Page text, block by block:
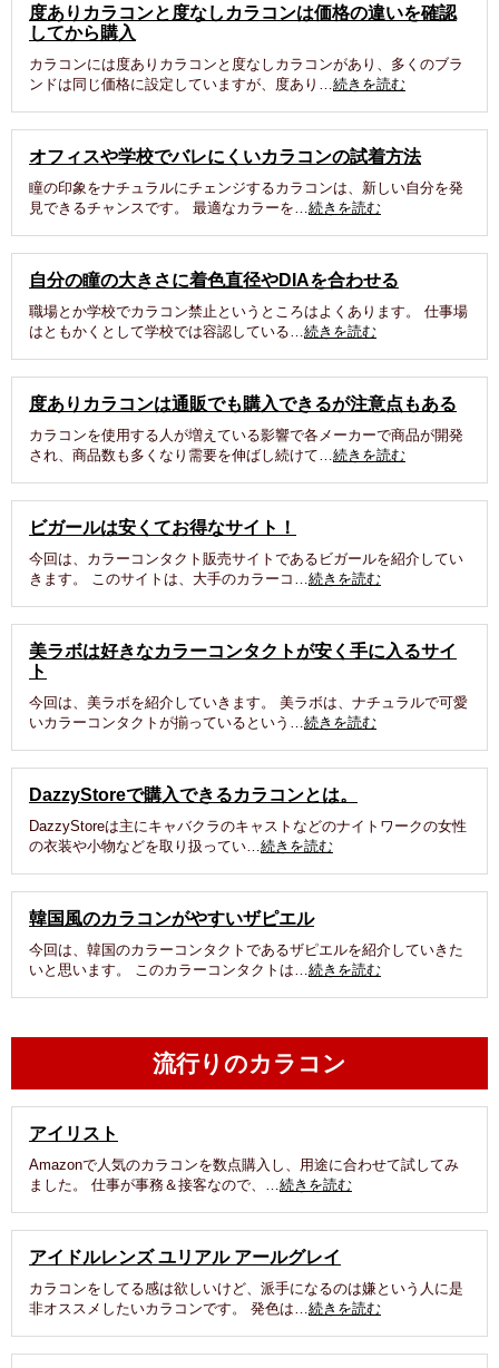
度ありカラコンと度なしカラコンは価格の違いを確認
してから購入
カラコンには度ありカラコンと度なしカラコンがあり、多くのブラ
ンドは同じ価格に設定していますが、度あり…続きを読む
オフィスや学校でバレにくいカラコンの試着方法
瞳の印象をナチュラルにチェンジするカラコンは、新しい自分を発
見できるチャンスです。 最適なカラーを…続きを読む
自分の瞳の大きさに着色直径やDIAを合わせる
職場とか学校でカラコン禁止というところはよくあります。 仕事場
はともかくとして学校では容認している…続きを読む
度ありカラコンは通販でも購入できるが注意点もある
カラコンを使用する人が増えている影響で各メーカーで商品が開発
され、商品数も多くなり需要を伸ばし続けて…続きを読む
ビガールは安くてお得なサイト！
今回は、カラーコンタクト販売サイトであるビガールを紹介してい
きます。 このサイトは、大手のカラーコ…続きを読む
美ラボは好きなカラーコンタクトが安く手に入るサイ
ト
今回は、美ラボを紹介していきます。 美ラボは、ナチュラルで可愛
いカラーコンタクトが揃っているという…続きを読む
DazzyStoreで購入できるカラコンとは。
DazzyStoreは主にキャバクラのキャストなどのナイトワークの女性
の衣装や小物などを取り扱ってい…続きを読む
韓国風のカラコンがやすいザピエル
今回は、韓国のカラーコンタクトであるザピエルを紹介していきた
いと思います。 このカラーコンタクトは…続きを読む
流行りのカラコン
アイリスト
Amazonで人気のカラコンを数点購入し、用途に合わせて試してみ
ました。 仕事が事務＆接客なので、…続きを読む
アイドルレンズ ユリアル アールグレイ
カラコンをしてる感は欲しいけど、派手になるのは嫌という人に是
非オススメしたいカラコンです。 発色は…続きを読む